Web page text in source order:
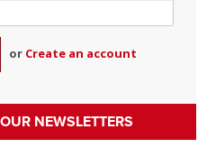
or Create an account
NEWSLETTERS